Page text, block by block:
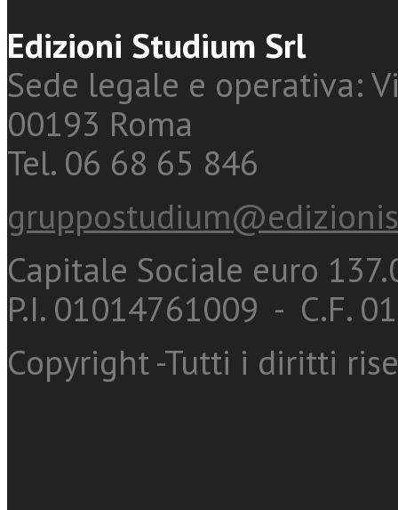
Edizioni Studium Srl
Sede legale e operativa:
00193 Roma
Tel. 06 68 65 846
Capitale Sociale euro
P.I. 01014761009 - C.F.
Copyright -Tutti i diritti